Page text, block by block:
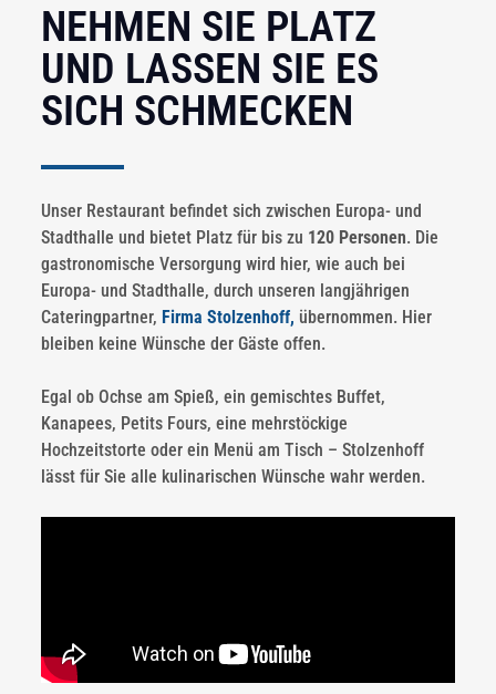
NEHMEN SIE PLATZ
UND LASSEN SIE ES
SICH SCHMECKEN
Unser Restaurant befindet sich zwischen Europa- und
Stadthalle und bietet Platz für bis zu 120 Personen. Die
gastronomische Versorgung wird hier, wie auch bei
Europa- und Stadthalle, durch unseren langjährigen
Cateringpartner, Firma Stolzenhoff, übernommen. Hier
bleiben keine Wünsche der Gäste offen.
Egal ob Ochse am Spieß, ein gemischtes Buffet,
Kanapees, Petits Fours, eine mehrstöckige
Hochzeitstorte oder ein Menü am Tisch – Stolzenhoff
lässt für Sie alle kulinarischen Wünsche wahr werden.